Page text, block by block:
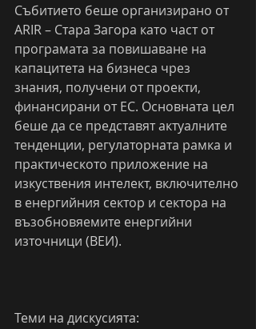
Събитието беше организирано от
ARIR – Стара Загора като част от
програмата за повишаване на
капацитета на бизнеса чрез
знания, получени от проекти,
финансирани от ЕС. Основната цел
беше да се представят актуалните
тенденции, регулаторната рамка и
практическото приложение на
изкуствения интелект, включително
в енергийния сектор и сектора на
възобновяемите енергийни
източници (ВЕИ).
Теми на дискусията: